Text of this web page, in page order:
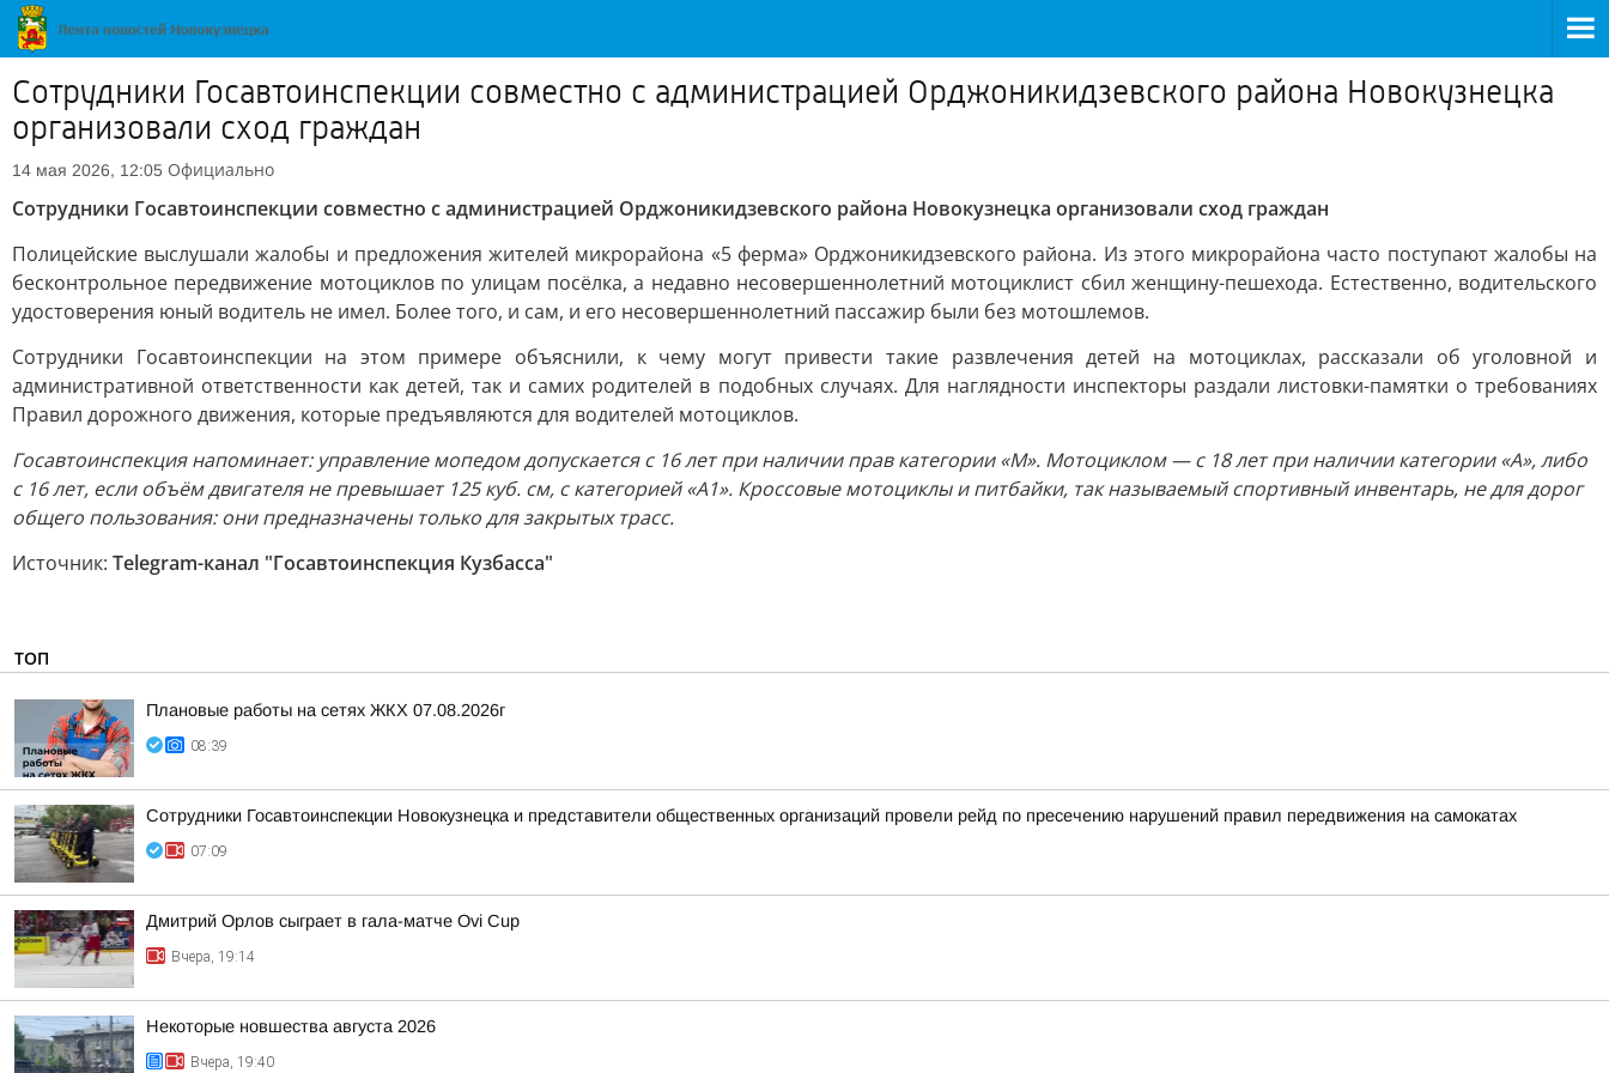
Сотрудники Госавтоинспекции совместно с администрацией Орджоникидзевского района Новокузнецка
организовали сход граждан
14 мая 2026, 12:05 Официально
Сотрудники Госавтоинспекции совместно с администрацией Орджоникидзевского района Новокузнецка организовали сход граждан
Полицейские выслушали жалобы и предложения жителей микрорайона «5 ферма» Орджоникидзевского района. Из этого микрорайона часто поступают жалобы на
бесконтрольное передвижение мотоциклов по улицам посёлка, а недавно несовершеннолетний мотоциклист сбил женщину-пешехода. Естественно, водительского
удостоверения юный водитель не имел. Более того, и сам, и его несовершеннолетний пассажир были без мотошлемов.
Сотрудники Госавтоинспекции на этом примере объяснили, к чему могут привести такие развлечения детей на мотоциклах, рассказали об уголовной и
административной ответственности как детей, так и самих родителей в подобных случаях. Для наглядности инспекторы раздали листовки-памятки о требованиях
Правил дорожного движения, которые предъявляются для водителей мотоциклов.
Госавтоинспекция напоминает: управление мопедом допускается с 16 лет при наличии прав категории «М». Мотоциклом — с 18 лет при наличии категории «А», либо
с 16 лет, если объём двигателя не превышает 125 куб. см, с категорией «А1». Кроссовые мотоциклы и питбайки, так называемый спортивный инвентарь, не для дорог
общего пользования: они предназначены только для закрытых трасс.
Источник: Telegram-канал "Госавтоинспекция Кузбасса"
ТОП
Плановые работы на сетях ЖКХ 07.08.2026г
08:39
Сотрудники Госавтоинспекции Новокузнецка и представители общественных организаций провели рейд по пресечению нарушений правил передвижения на самокатах
07:09
Дмитрий Орлов сыграет в гала-матче Ovi Cup
Вчера, 19:14
Некоторые новшества августа 2026
Вчера, 19:40